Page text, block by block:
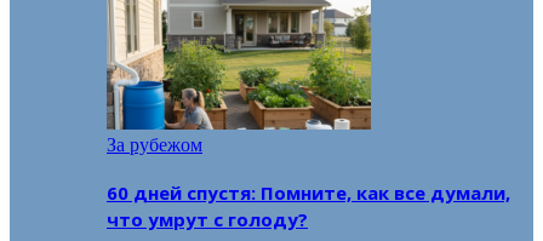
За рубежом
60 дней спустя: Помните, как все думали,
что умрут с голоду?